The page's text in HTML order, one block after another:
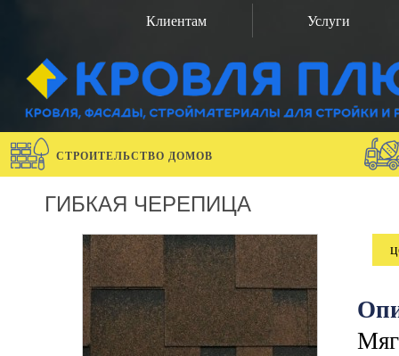
Клиентам Услуги
СТРОИТЕЛЬСТВО ДОМОВ
ГИБКАЯ ЧЕРЕПИЦА